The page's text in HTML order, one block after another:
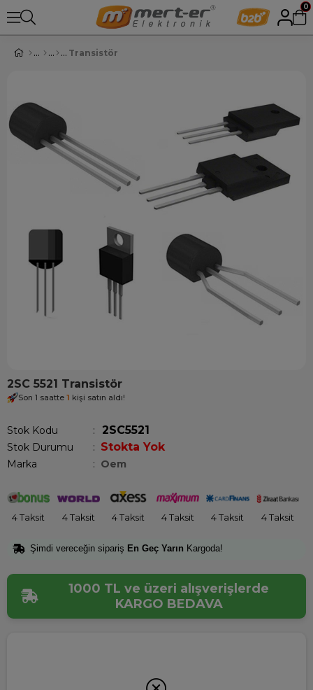
0
Transistör
2SC 5521 Transistör
Son 1 saatte 1 kişi satın aldı!
Stok Kodu 2SC5521
Stok Durumu : Stokta Yok
Marka : Oem
4 Taksit 4 Taksit 4 Taksit 4 Taksit 4 Taksit 4 Taksit
Şimdi vereceğin sipariş En Geç Yarın Kargoda!
1000 TL ve üzeri alışverişlerde
KARGO BEDAVA